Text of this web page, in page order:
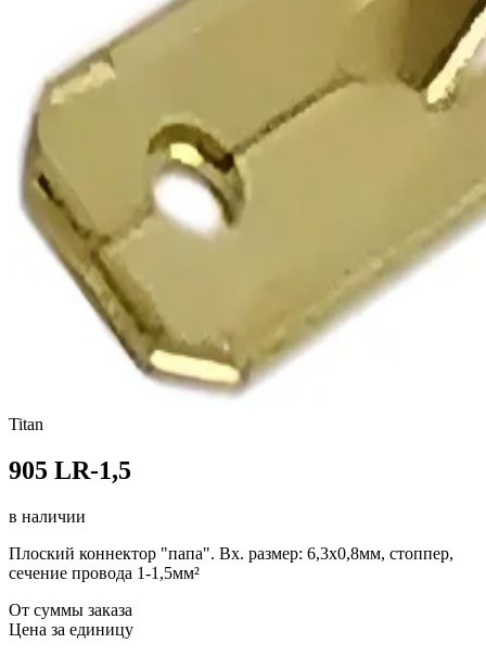
Titan
905 LR-1,5
в наличии
Плоский коннектор "папа". Вх. размер: 6,3х0,8мм, стоппер,
сечение провода 1-1,5мм²
От суммы заказа
Цена за единицу